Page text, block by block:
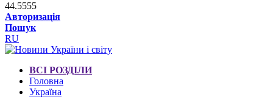
44.5555
Авторизація
Пошук
RU
ВСІ РОЗДІЛИ
Головна
Україна